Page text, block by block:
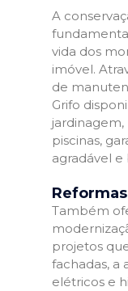
A
vida dos
imóvel.
de
Grifo
piscinas,
agradável
Também
projetos
fachadas, a
elétricos e